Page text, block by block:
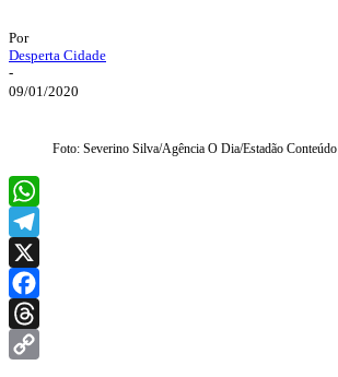
Por
Desperta Cidade
-
09/01/2020
Foto: Severino Silva/Agência O Dia/Estadão Conteúdo
WhatsApp
Telegram
X
Facebook
Threads